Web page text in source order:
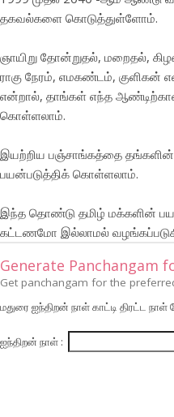
தகவல்களை கொடுத்துள்ளோம்.
ஞாயிறு தோன்றுதல், மறைதல்,
ராகு நேரம், எமகண்டம்,
என்றால், தாங்கள் எந்த
கொள்ளலாம்.
இயற்றிய பஞ்சாங்கத்தை தங்களின்
பயன்படுத்திக் கொள்ளலாம்.
இந்த தொண்டு தமிழ் மக்களின்
கட்டணமோ இல்லாமல்
Generate Panchangam
Get panchangam for the
மதுரை ஐந்திறன் நாள் காட்டி திரட்ட நாள்
ஐந்திறன் நாள் :